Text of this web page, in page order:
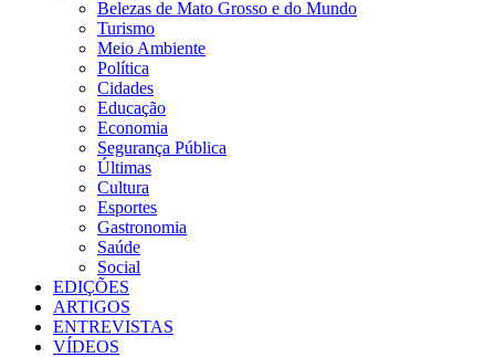
Belezas de Mato Grosso e do Mundo
Turismo
Meio Ambiente
Política
Cidades
Educação
Economia
Segurança Pública
Últimas
Cultura
Esportes
Gastronomia
Saúde
Social
EDIÇÕES
ARTIGOS
ENTREVISTAS
VÍDEOS